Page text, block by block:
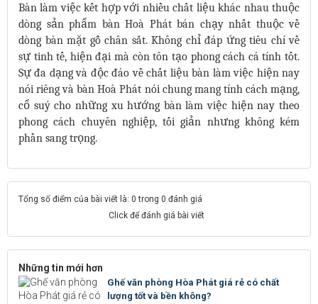
Bàn làm việc kết hợp với nhiều chất liệu khác nhau thuộc
dòng sản phẩm bàn Hoà Phát bán chạy nhất thuộc về
dòng bàn mặt gỗ chân sắt. Không chỉ đáp ứng tiêu chí về
sự tinh tế, hiện đại mà còn tôn tạo phong cách cá tính tốt.
Sự đa dạng và độc đáo về chất liệu bàn làm việc hiện nay
nói riêng và bàn Hoà Phát nói chung mang tính cách mạng,
cổ suý cho những xu hướng bàn làm việc hiện nay theo
phong cách chuyên nghiệp, tối giản nhưng không kém
phần sang trọng.
Tổng số điểm của bài viết là: 0 trong 0 đánh giá
Click để đánh giá bài viết
Những tin mới hơn
Ghế văn phòng Hòa Phát giá rẻ có chất
lượng tốt và bền không?